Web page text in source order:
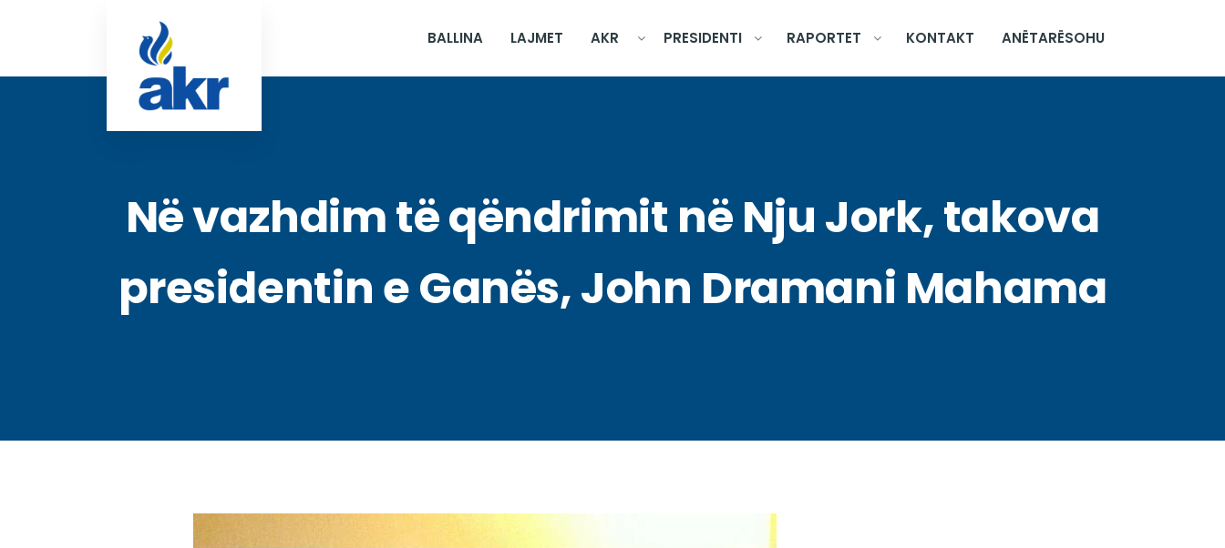
BALLINA LAJMET AKR PRESIDENTI RAPORTET KONTAKT ANËTARËSOHU
Në vazhdim të qëndrimit në Nju Jork, takova
presidentin e Ganës, John Dramani Mahama